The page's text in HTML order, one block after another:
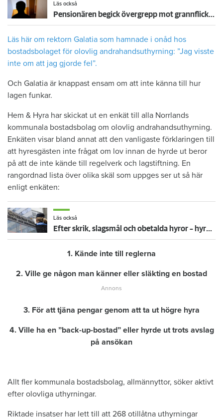
Läs också
Pensionären begick övergrepp mot grannflickan – nu vräks han
Läs här om rektorn Galatia som hamnade i onåd hos
bostadsbolaget för olovlig andrahandsuthyrning: ”Jag visste
inte om att jag gjorde fel”.
Och Galatia är knappast ensam om att inte känna till hur
lagen funkar.
Hem & Hyra har skickat ut en enkät till alla Norrlands
kommunala bostadsbolag om olovlig andrahandsuthyrning.
Enkäten visar bland annat att den vanligaste förklaringen till
att hyresgästen inte frågat om lov innan de hyrde ut beror
på att de inte kände till regelverk och lagstiftning. En
rangordnad lista över olika skäl som uppges ser ut så här
enligt enkäten:
Läs också
Efter skrik, slagsmål och obetalda hyror – hyresgäst vräks i Uddevalla
1. Kände inte till reglerna
2. Ville ge någon man känner eller släkting en bostad
3. För att tjäna pengar genom att ta ut högre hyra
4. Ville ha en ”back-up-bostad” eller hyrde ut trots avslag
på ansökan
Allt fler kommunala bostadsbolag, allmännyttor, söker aktivt
efter olovliga uthyrningar.
Riktade insatser har lett till att 268 otillåtna uthyrningar